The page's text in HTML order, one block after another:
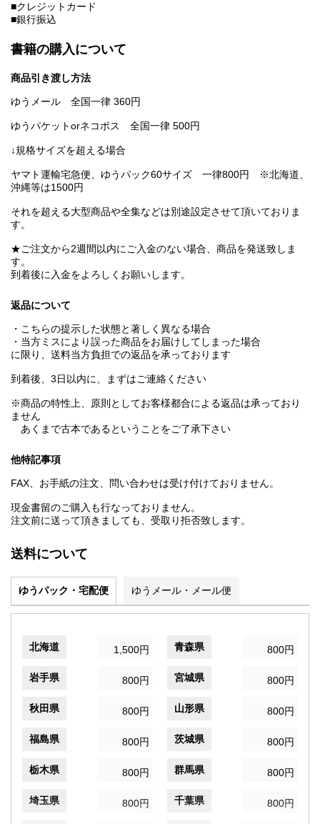
■クレジットカード
■銀行振込
書籍の購入について
商品引き渡し方法
ゆうメール 全国一律 360円
ゆうパケットorネコポス 全国一律 500円
↓規格サイズを超える場合
ヤマト運輸宅急便、ゆうパック60サイズ 一律800円 ※北海道、
沖縄等は1500円
それを超える大型商品や全集などは別途設定させて頂いておりま
す。
★ご注文から2週間以内にご入金のない場合、商品を発送致しま
す。
到着後に入金をよろしくお願いします。
返品について
・こちらの提示した状態と著しく異なる場合
・当方ミスにより誤った商品をお届けしてしまった場合
に限り、送料当方負担での返品を承っております
到着後、3日以内に、まずはご連絡ください
※商品の特性上、原則としてお客様都合による返品は承っており
ません
あくまで古本であるということをご了承下さい
他特記事項
FAX、お手紙の注文、問い合わせは受け付けておりません。
現金書留のご購入も行なっておりません。
注文前に送って頂きましても、受取り拒否致します。
送料について
ゆうパック・宅配便 ゆうメール・メール便
北海道 1,500円 青森県 800円
岩手県 800円 宮城県 800円
秋田県 800円 山形県 800円
福島県 800円 茨城県 800円
栃木県 800円 群馬県 800円
埼玉県 800円 千葉県 800円